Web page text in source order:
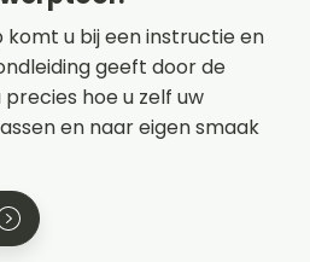
u bij een instructie en
geeft door de
hoe u zelf uw
en naar eigen smaak